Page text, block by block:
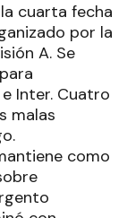
cuarta fecha
por la
A. Se
Inter. Cuatro
malas
como